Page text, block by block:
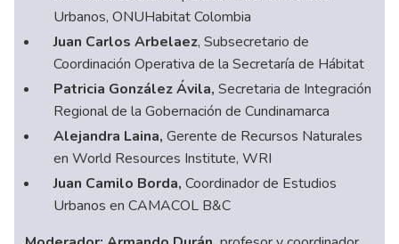
Urbanos, ONUHabitat Colombia
Juan Carlos Arbelaez, Subsecretario de
Coordinación Operativa de la Secretaría de Hábitat
Patricia González Ávila,Secretaria de Integración
Regional de la Gobernación de Cundinamarca
Alejandra Laina,Gerente de Recursos Naturales
en World Resources Institute, WRI
Juan Camilo Borda,Coordinador de Estudios
Urbanos en CAMACOL B&C